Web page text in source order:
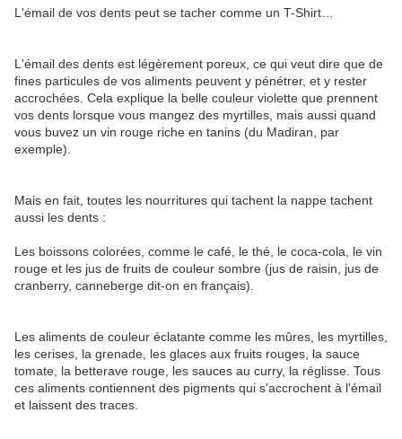
L'émail de vos dents peut se tacher comme un T-Shirt…
L'émail des dents est légèrement poreux, ce qui veut dire que de
fines particules de vos aliments peuvent y pénétrer, et y rester
accrochées. Cela explique la belle couleur violette que prennent
vos dents lorsque vous mangez des myrtilles, mais aussi quand
vous buvez un vin rouge riche en tanins (du Madiran, par
exemple).
Mais en fait, toutes les nourritures qui tachent la nappe tachent
aussi les dents :
Les boissons colorées, comme le café, le thé, le coca-cola, le vin
rouge et les jus de fruits de couleur sombre (jus de raisin, jus de
cranberry, canneberge dit-on en français).
Les aliments de couleur éclatante comme les mûres, les myrtilles,
les cerises, la grenade, les glaces aux fruits rouges, la sauce
tomate, la betterave rouge, les sauces au curry, la réglisse. Tous
ces aliments contiennent des pigments qui s'accrochent à l'émail
et laissent des traces.